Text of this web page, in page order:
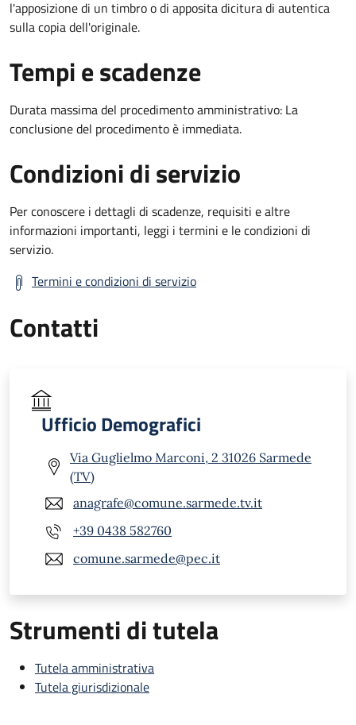
l'apposizione di un timbro o di apposita dicitura di autentica
sulla copia dell'originale.
Tempi e scadenze
Durata massima del procedimento amministrativo: La
conclusione del procedimento è immediata.
Condizioni di servizio
Per conoscere i dettagli di scadenze, requisiti e altre
informazioni importanti, leggi i termini e le condizioni di
servizio.
Termini e condizioni di servizio
Contatti
Ufficio Demografici
Via Guglielmo Marconi, 2 31026 Sarmede
(TV)
anagrafe@comune.sarmede.tv.it
+39 0438 582760
comune.sarmede@pec.it
Strumenti di tutela
Tutela amministrativa
Tutela giurisdizionale